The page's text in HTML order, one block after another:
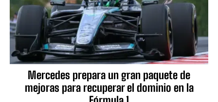
Mercedes prepara un gran paquete de
mejoras para recuperar el dominio en la